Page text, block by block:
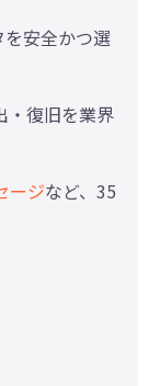
安全かつ選
・復旧を業界
ージなど、35